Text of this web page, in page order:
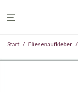
Start / Fliesenaufkleber /